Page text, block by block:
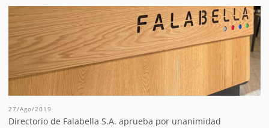
27/Ago/2019
Directorio de Falabella S.A. aprueba por unanimidad